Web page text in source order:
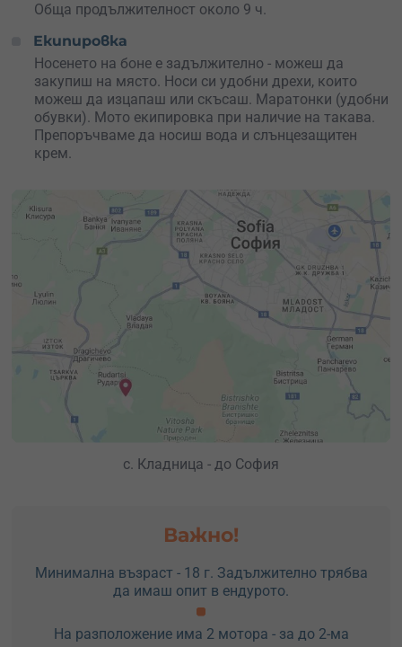
Обща продължителност около 9 ч.
Екипировка
Носенето на боне е задължително - можеш да
закупиш на място. Носи си удобни дрехи, които
можеш да изцапаш или скъсаш. Маратонки (удобни
обувки). Мото екипировка при наличие на такава.
Препоръчваме да носиш вода и слънцезащитен
крем.
с. Кладница - до София
Важно!
Минимална възраст - 18 г. Задължително трябва
да имаш опит в ендурото.
На разположение има 2 мотора - за до 2-ма